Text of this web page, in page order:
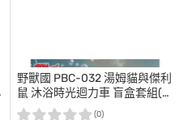
野獸國 PBC-032 湯姆貓與傑利
鼠 沐浴時光迴力車 盲盒套組(6
入)
(0)